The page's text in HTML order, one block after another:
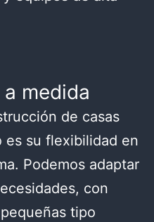
medida
de casas
es su flexibilidad en
Podemos adaptar
con
tipo